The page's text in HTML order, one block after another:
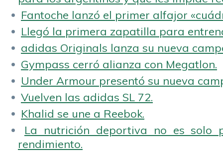
Fantoche lanzó el primer alfajor
Llegó la primera zapatilla para
adidas Originals lanza su nueva
Gympass cerró alianza con Megatlon.
Under Armour presentó su nueva
Vuelven las adidas SL 72.
Khalid se une a Reebok.
La nutrición deportiva no es solo
rendimiento.